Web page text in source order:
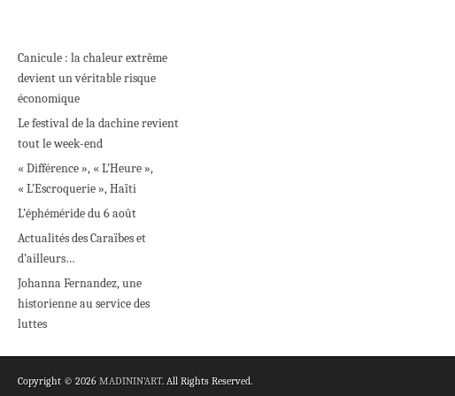
Canicule : la chaleur extrême
devient un véritable risque
économique
Le festival de la dachine revient
tout le week-end
« Différence », « L’Heure »,
« L’Escroquerie », Haïti
L’éphéméride du 6 août
Actualités des Caraïbes et
d’ailleurs…
Johanna Fernandez, une
historienne au service des
luttes
Copyright © 2026 MADININ'ART. All Rights Reserved.